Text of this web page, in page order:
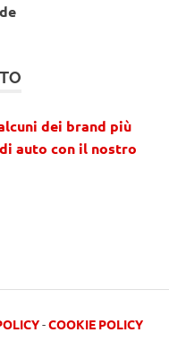
dei brand più
auto con il nostro
-COOKIE POLICY